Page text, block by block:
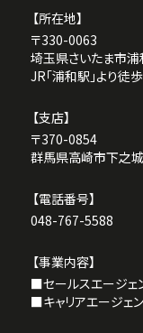
2025.07.25
かなり観たほう
『テレビ埼玉』で『
送されました。
2025.06.16
『亀山典幸』校長
ていただきました。
2025.04.23
【所在地】
〒330-0063
埼玉県さいたま市
JR「浦和駅」より徒
【支店】
〒370-0854
群馬県高崎市下之
【電話番号】
048-767-5588
【事業内容】
■セールスエージェ
■キャリアエージェ